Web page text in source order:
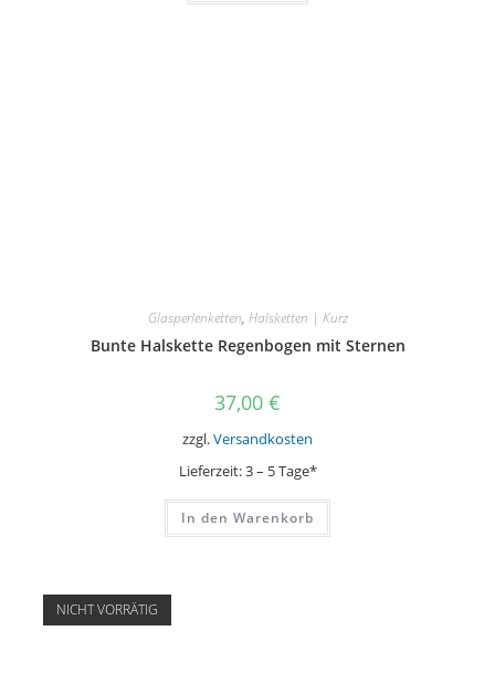
Glasperlenketten, Halsketten | Kurz
Bunte Halskette Regenbogen mit Sternen
37,00 €
zzgl.Versandkosten
Lieferzeit:3 – 5 Tage*
In den Warenkorb
NICHT VORRÄTIG